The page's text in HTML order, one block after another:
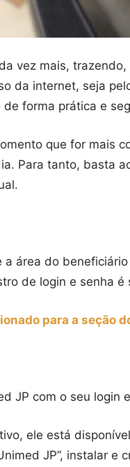
vez mais,
da internet, seja
forma prática e
que for mais
Para tanto, basta
área do
de login e senha é
para a seção
JP com o seu login
ele está
JP”, instalar e